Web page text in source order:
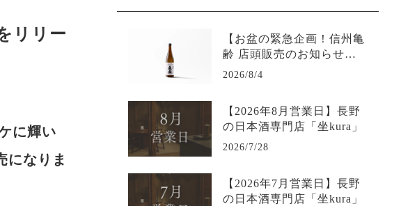
リリー
に輝い
になりま
【お盆の緊急企画！信州亀
齢 店頭販売のお知らせ】L
INE限定で購入可能-日本酒
2026/8/4
【2026年8月営業日】長野
の日本酒専門店「坐kura」
2026/7/28
【2026年7月営業日】長野
の日本酒専門店「坐kura」